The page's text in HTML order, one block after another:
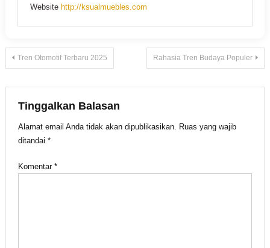
Website http://ksualmuebles.com
Navigasi
pos
Tren Otomotif Terbaru 2025 Rahasia Tren Budaya Populer
Tinggalkan Balasan
Alamat email Anda tidak akan dipublikasikan. Ruas yang wajib
ditandai *
Komentar *